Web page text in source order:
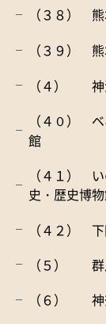
（３８）
（３９）
（４） 神
（４０）
館
（４１）
史・歴史博
（４２）
（５） 群
（６） 神